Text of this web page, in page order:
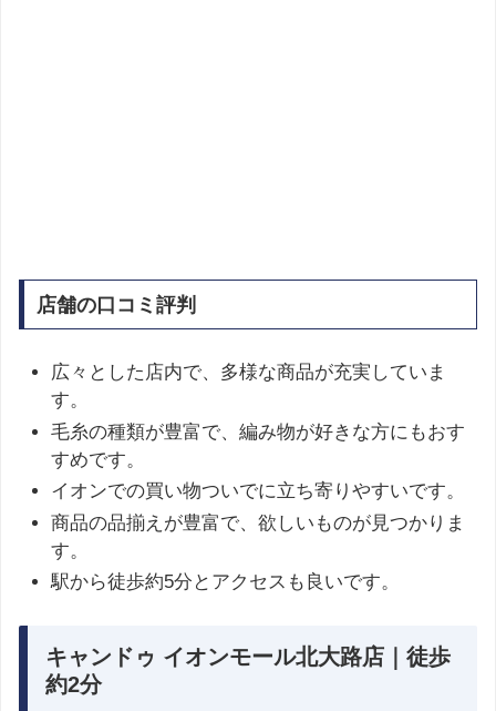
店舗の口コミ評判
広々とした店内で、多様な商品が充実していま
す。
毛糸の種類が豊富で、編み物が好きな方にもおす
すめです。
イオンでの買い物ついでに立ち寄りやすいです。
商品の品揃えが豊富で、欲しいものが見つかりま
す。
駅から徒歩約5分とアクセスも良いです。
キャンドゥ イオンモール北大路店｜徒歩
約2分